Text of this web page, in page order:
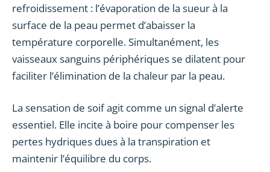
refroidissement : l’évaporation de la sueur à la
surface de la peau permet d’abaisser la
température corporelle. Simultanément, les
vaisseaux sanguins périphériques se dilatent pour
faciliter l’élimination de la chaleur par la peau.
La sensation de soif agit comme un signal d’alerte
essentiel. Elle incite à boire pour compenser les
pertes hydriques dues à la transpiration et
maintenir l’équilibre du corps.